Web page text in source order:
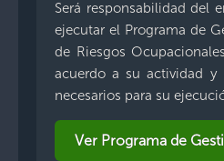
Será responsabilidad del
ejecutar el Programa de
de Riesgos
acuerdo a su actividad y
necesarios para su
Ver Programa de